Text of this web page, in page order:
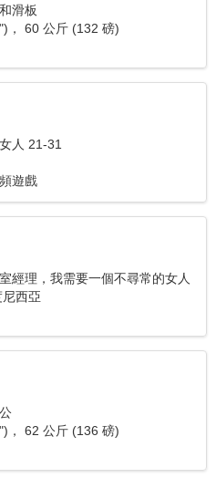
滑板
， 60 公斤 (132 磅)
人 21-31
遊戲
經理，我需要一個不尋常的女人
西亞
， 62 公斤 (136 磅)